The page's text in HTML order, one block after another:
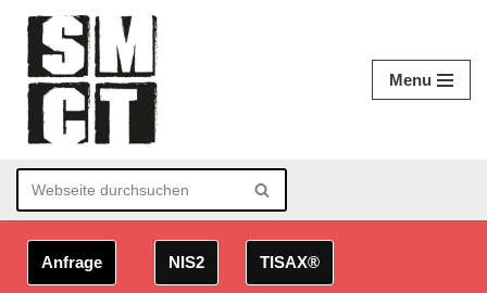
Zum
Inhalt
springen
Menu
Anfrage NIS2 TISAX®